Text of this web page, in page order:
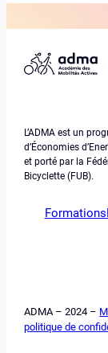
L’ADMA est un
d’Économies
et porté par la
Bicyclette (FUB).
Formations
ADMA – 2024 –
politique de